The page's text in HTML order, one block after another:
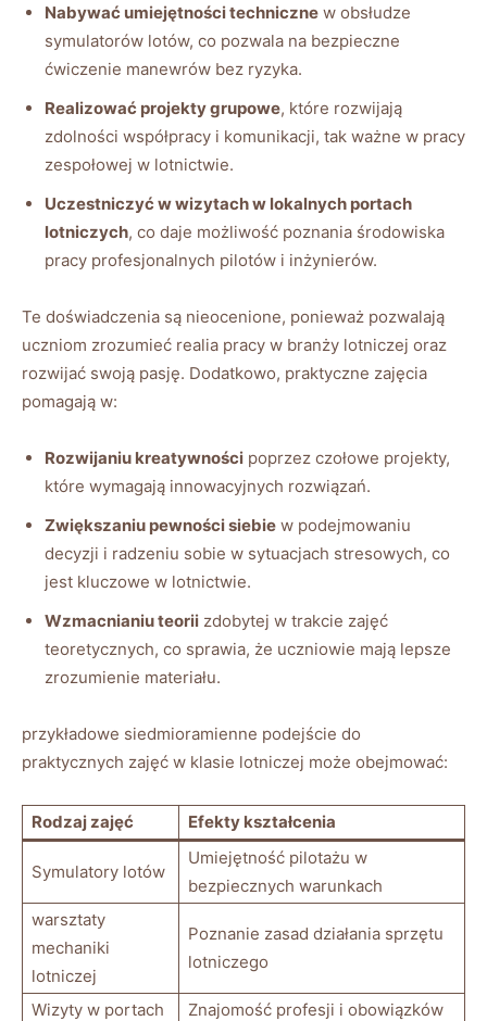
Nabywać umiejętności techniczne w obsłudze
symulatorów lotów, co pozwala na bezpieczne
ćwiczenie manewrów bez ryzyka.
Realizować projekty grupowe, które rozwijają
zdolności współpracy i komunikacji, tak ważne w pracy
zespołowej w lotnictwie.
Uczestniczyć w wizytach w lokalnych portach
lotniczych, co daje możliwość poznania środowiska
pracy profesjonalnych pilotów i inżynierów.
Te doświadczenia są nieocenione, ponieważ pozwalają
uczniom zrozumieć realia pracy w branży lotniczej oraz
rozwijać swoją pasję. Dodatkowo, praktyczne zajęcia
pomagają w:
Rozwijaniu kreatywności poprzez czołowe projekty,
które wymagają innowacyjnych rozwiązań.
Zwiększaniu pewności siebie w podejmowaniu
decyzji i radzeniu sobie w sytuacjach stresowych, co
jest kluczowe w lotnictwie.
Wzmacnianiu teorii zdobytej w trakcie zajęć
teoretycznych, co sprawia, że uczniowie mają lepsze
zrozumienie materiału.
przykładowe siedmioramienne podejście do
praktycznych zajęć w klasie lotniczej może obejmować:
Rodzaj zajęć Efekty kształcenia
Symulatory lotów
Umiejętność pilotażu w
bezpiecznych warunkach
warsztaty
mechaniki
lotniczej
Poznanie zasad działania sprzętu
lotniczego
Wizyty w portach
Znajomość profesji i obowiązków